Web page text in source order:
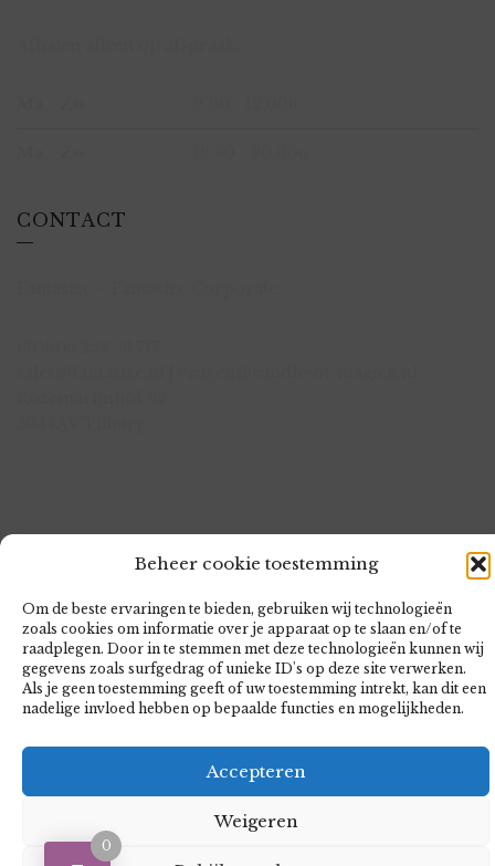
Beheer cookie toestemming
Om de beste ervaringen te bieden, gebruiken wij technologieën
zoals cookies om informatie over je apparaat op te slaan en/of te
raadplegen. Door in te stemmen met deze technologieën kunnen wij
gegevens zoals surfgedrag of unieke ID's op deze site verwerken.
Als je geen toestemming geeft of uw toestemming intrekt, kan dit een
nadelige invloed hebben op bepaalde functies en mogelijkheden.
Accepteren
Weigeren
CONTACT
KvK:72555734
BTW:NL001678846B52
0